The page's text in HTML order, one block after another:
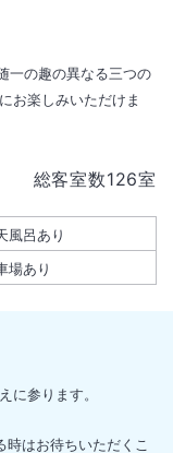
一の趣の異なる三つの
お楽しみいただけま
総客室数126室
風呂あり
場あり
に参ります。
はお待ちいただくこ